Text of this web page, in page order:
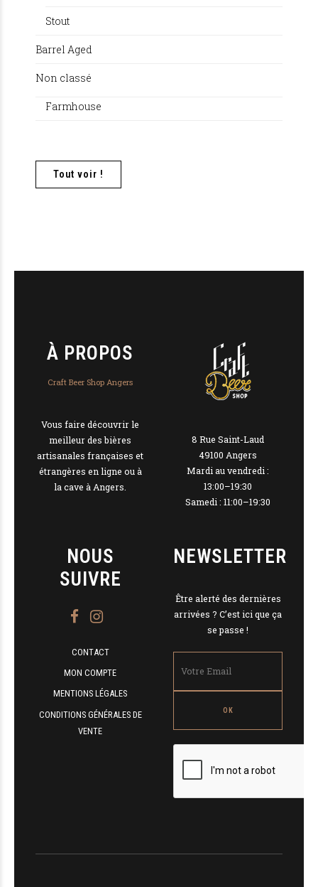
Stout
Barrel Aged
Non classé
Farmhouse
Tout voir !
À PROPOS
Craft Beer Shop Angers
Vous faire découvrir le
meilleur des bières
artisanales françaises et
étrangères en ligne ou à
la cave à Angers.
8 Rue Saint-Laud
49100 Angers
Mardi au vendredi :
13:00–19:30
Samedi : 11:00–19:30
NOUS
SUIVRE
CONTACT
MON COMPTE
MENTIONS LÉGALES
CONDITIONS GÉNÉRALES DE
VENTE
NEWSLETTER
Être alerté des dernières
arrivées ? C’est ici que ça
se passe !